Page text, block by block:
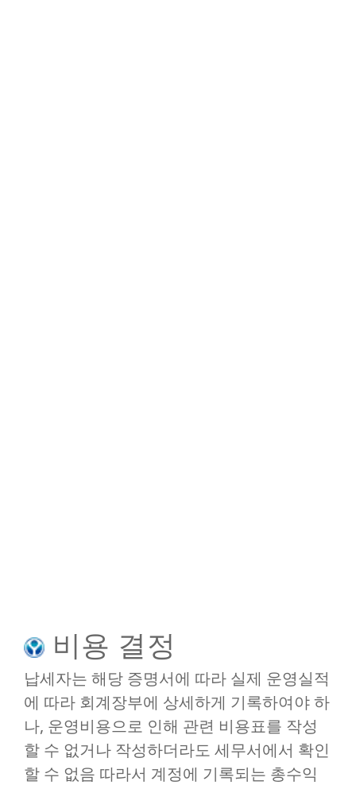
비용 결정
납세자는 해당 증명서에 따라 실제 운영실적
에 따라 회계장부에 상세하게 기록하여야 하
나, 운영비용으로 인해 관련 비용표를 작성
할 수 없거나 작성하더라도 세무서에서 확인
할 수 없음 따라서 계정에 기록되는 총수익